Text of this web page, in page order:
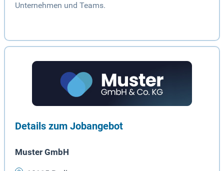
Unternehmen und Teams.
Details zum Jobangebot
Muster GmbH